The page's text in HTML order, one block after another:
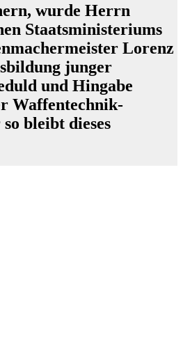
wurde Herrn
Staatsministeriums
Lorenz
junger
und Hingabe
Waffentechnik-
bleibt dieses